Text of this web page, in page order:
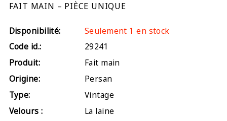
FAIT MAIN – PIÈCE UNIQUE
Disponibilité:
Seulement 1 en stock
Code id.:
29241
Produit:
Fait main
Origine:
Persan
Type:
Vintage
Velours :
La laine